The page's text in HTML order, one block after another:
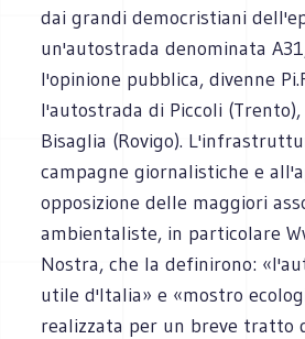
dai grandi democristiani
un'autostrada denominata
l'opinione pubblica, divenne
l'autostrada di Piccoli (Trento),
Bisaglia (Rovigo).
campagne giornalistiche e
opposizione delle maggiori
ambientaliste, in particolare
Nostra, che la definirono:
utile d'Italia» e «mostro
realizzata per un breve tratto